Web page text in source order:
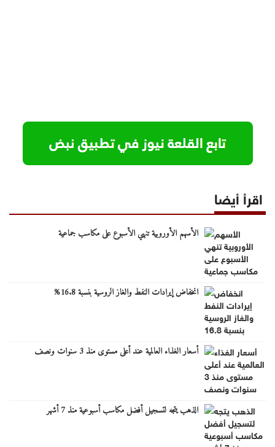
اقرأ أيضا
الأسهم الأوروبية تنهي الأسبوع على مكاسب جماعية
انخفاض إيرادات النفط والغاز الروسية بنسبة 16.8%
أسعار الغذاء العالمية عند أعلى مستوى منذ 3 سنوات ونصف
الذهب يتجه لتسجيل أفضل مكاسب أسبوعية منذ 7 أشهر